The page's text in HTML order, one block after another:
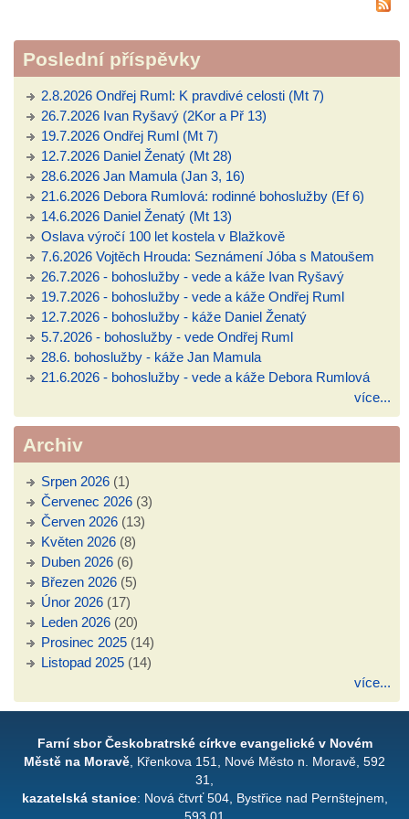
Poslední příspěvky
2.8.2026 Ondřej Ruml: K pravdivé celosti (Mt 7)
26.7.2026 Ivan Ryšavý (2Kor a Př 13)
19.7.2026 Ondřej Ruml (Mt 7)
12.7.2026 Daniel Ženatý (Mt 28)
28.6.2026 Jan Mamula (Jan 3, 16)
21.6.2026 Debora Rumlová: rodinné bohoslužby (Ef 6)
14.6.2026 Daniel Ženatý (Mt 13)
Oslava výročí 100 let kostela v Blažkově
7.6.2026 Vojtěch Hrouda: Seznámení Jóba s Matoušem
26.7.2026 - bohoslužby - vede a káže Ivan Ryšavý
19.7.2026 - bohoslužby - vede a káže Ondřej Ruml
12.7.2026 - bohoslužby - káže Daniel Ženatý
5.7.2026 - bohoslužby - vede Ondřej Ruml
28.6. bohoslužby - káže Jan Mamula
21.6.2026 - bohoslužby - vede a káže Debora Rumlová
více...
Archiv
Srpen 2026 (1)
Červenec 2026 (3)
Červen 2026 (13)
Květen 2026 (8)
Duben 2026 (6)
Březen 2026 (5)
Únor 2026 (17)
Leden 2026 (20)
Prosinec 2025 (14)
Listopad 2025 (14)
více...
Farní sbor Českobratrské církve evangelické v Novém
Městě na Moravě , Křenkova 151, Nové Město n. Moravě, 592
31,
kazatelská stanice: Nová čtvrť 504, Bystřice nad Pernštejnem,